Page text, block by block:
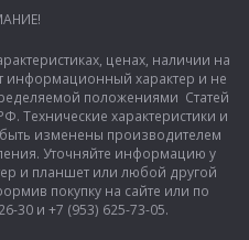
ценах, наличии на
информационный характер и не
положениями Статей
Технические характеристики и
быть изменены производителем
Уточняйте информацию у
и планшет или любой другой
покупку на сайте или по
30 и +7 (953) 625-73-05.